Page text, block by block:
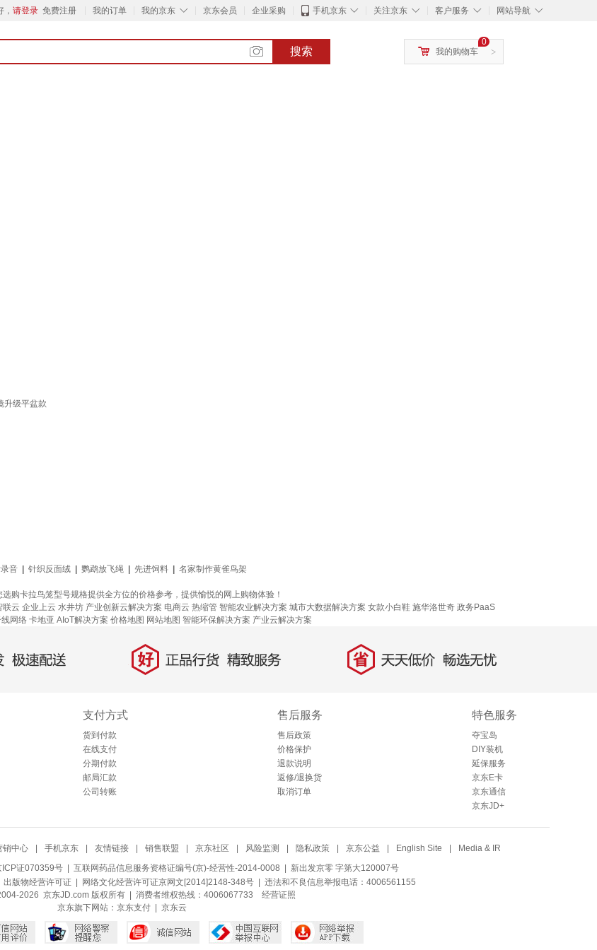
， 请登录 免费注册 我的订单 ◇
我的京东 京东会员 企业采购 ◇
手机京东 ◇
关注京东 ◇
客户服务 ◇
网站导航
搜索 >
0
我的购物车
升级平盆款
音 针织反面绒 鹦鹉放飞绳 先进饲料
名家制作黄雀鸟架
购卡拉鸟笼型号规格提供全方位的价格参考，提供愉悦的网上购物体验！
联云 企业上云 水井坊 产业创新云解决方案 电商云 热缩管 智能农业解决方案 城市大数据解决方案 女款小白鞋 施华洛世奇 政务PaaS
网络 卡地亚 AIoT解决方案 价格地图 网站地图 智能环保解决方案 产业云解决方案
速配送 好 正品行货，精致服务 省 天天低价，畅选无忧
支付方式
货到付款
在线支付
分期付款
邮局汇款
公司转账
售后服务
售后政策
价格保护
退款说明
返修/退换货
取消订单
特色服务
夺宝岛
DIY装机
延保服务
京东E卡
京东通信
京东JD+
销中心 手机京东 友情链接 销售联盟 京东社区 风险监测 隐私政策 京东公益 English Site Media & IR
ICP证070359号 | 互联网药品信息服务资格证编号(京)-经营性-2014-0008 | 新出发京零 字第大120007号
出版物经营许可证| 网络文化经营许可证京网文[2014]2148-348号| 违法和不良信息举报电话：4006561155
2026 京东JD.com 版权所有 | 消费者维权热线：4006067733 经营证照
京东旗下网站： 京东支付| 京东云